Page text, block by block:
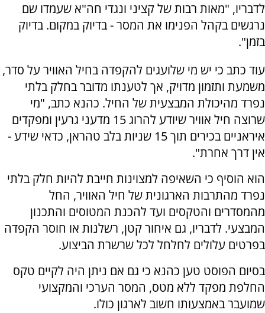
לדבריו, "מאות רבות של קציני ונגדי חה"א שעמדו שם
נרגשים בקהל הפנימו את המסר - בדיוק במקום. בדיוק
בזמן".
עוד כתב כי יש מי שלועגים להקפדה בחיל האוויר על סדר,
משמעת ותזמון מדויק, אך לטענתו מדובר בחלק בלתי
נפרד מהיכולת המבצעית של החיל. כהנא כתב, "מי
שרוצה חיל אוויר שיודע להרוג 15 מדעני גרעין ומפקדים
איראניים בכירים תוך 15 שניות בלב טהראן, כדאי שידע -
אין דרך אחרת".
הוא הוסיף כי השאיפה למצוינות חייבת להיות חלק בלתי
נפרד מהתרבות הארגונית של חיל האוויר, החל
מהמסדרים והטקסים ועד להכנת המטוסים והתכנון
המבצעי. לדבריו, גם איחור קטן, רשלנות או חוסר הקפדה
בפרטים עלולים לחלחל לכל שרשרת הביצוע.
בסיום הפוסט טען כהנא כי גם אם ניתן היה לקיים טקס
החלפת מפקד ללא מטס, המסר הערכי והמקצועי
שמועבר באמצעותו חשוב לארגון כולו.